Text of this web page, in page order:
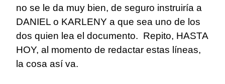
no se le da muy bien, de seguro instruiría a
DANIEL o KARLENY a que sea uno de los
dos quien lea el documento. Repito, HASTA
HOY, al momento de redactar estas líneas,
la cosa así va.